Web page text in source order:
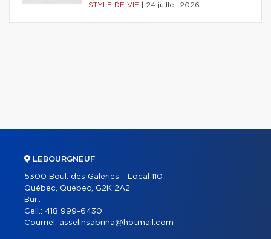
STYLE DE VIE 24 juillet 2026
LEBOURGNEUF
5300 Boul. des Galeries - Local 110
Québec, Québec, G2K 2A2
Bur.:
Cell.: 418 999-6430
Courriel: asselinsabrina@hotmail.com